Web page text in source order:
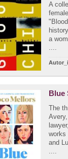
A
a
....
Blue
The
works
and